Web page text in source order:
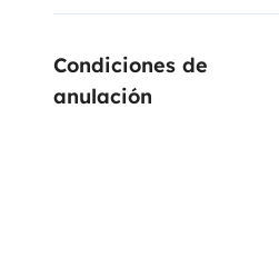
Condiciones de
anulación